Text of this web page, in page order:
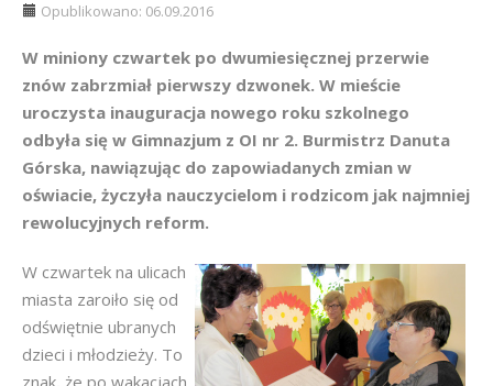
Opublikowano: 06.09.2016
W miniony czwartek po dwumiesięcznej przerwie
znów zabrzmiał pierwszy dzwonek. W mieście
uroczysta inauguracja nowego roku szkolnego
odbyła się w Gimnazjum z OI nr 2. Burmistrz Danuta
Górska, nawiązując do zapowiadanych zmian w
oświacie, życzyła nauczycielom i rodzicom jak najmniej
rewolucyjnych reform.
W czwartek na ulicach
miasta zaroiło się od
odświętnie ubranych
dzieci i młodzieży. To
znak, że po wakacjach